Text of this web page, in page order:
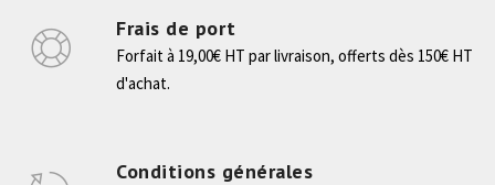
Frais de port
Forfait à 19,00€ HT par livraison, offerts dès 150€ HT
d'achat.
Conditions générales